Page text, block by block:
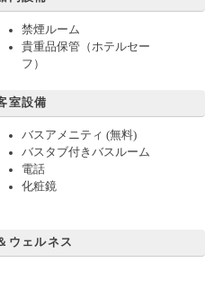
禁煙ルーム
貴重品保管（ホテルセー
フ）
室設備
バスアメニティ (無料)
バスタブ付きバスルーム
電話
化粧鏡
ウェルネス